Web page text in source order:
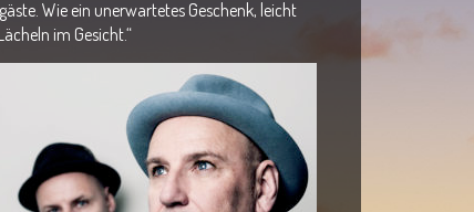
Wie ein unerwartetes Geschenk, leicht
im Gesicht.“